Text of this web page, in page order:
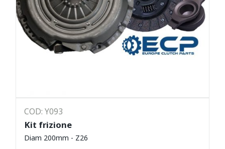
COD: Y093
Kit frizione
Diam 200mm - Z26